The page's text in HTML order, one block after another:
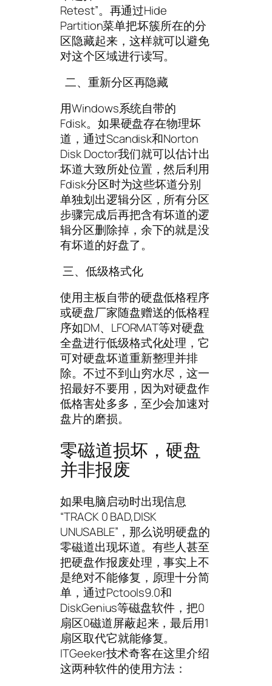
Retest”。再通过Hide
Partition菜单把坏簇所在的分
区隐藏起来，这样就可以避免
对这个区域进行读写。
二、重新分区再隐藏
用Windows系统自带的
Fdisk。如果硬盘存在物理坏
道，通过Scandisk和Norton
Disk Doctor我们就可以估计出
坏道大致所处位置，然后利用
Fdisk分区时为这些坏道分别
单独划出逻辑分区，所有分区
步骤完成后再把含有坏道的逻
辑分区删除掉，余下的就是没
有坏道的好盘了。
三、低级格式化
使用主板自带的硬盘低格程序
或硬盘厂家随盘赠送的低格程
序如DM、LFORMAT等对硬盘
全盘进行低级格式化处理，它
可对硬盘坏道重新整理并排
除。不过不到山穷水尽，这一
招最好不要用，因为对硬盘作
低格害处多多，至少会加速对
盘片的磨损。
零磁道损坏，硬盘
并非报废
如果电脑启动时出现信息
“TRACK 0 BAD,DISK
UNUSABLE”，那么说明硬盘的
零磁道出现坏道。有些人甚至
把硬盘作报废处理，事实上不
是绝对不能修复，原理十分简
单，通过Pctools9.0和
DiskGenius等磁盘软件，把0
扇区0磁道屏蔽起来，最后用1
扇区取代它就能修复。
ITGeeker技术奇客在这里介绍
这两种软件的使用方法：